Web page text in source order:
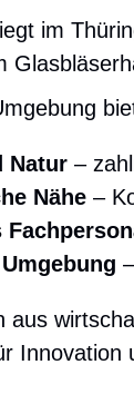
im
Natur –
Nähe –
aus
Innovation